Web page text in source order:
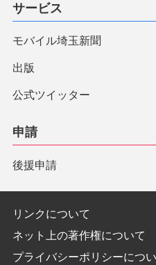
サービス
モバイル埼玉新聞
出版
公式ツイッター
申請
後援申請
リンクについて
ネット上の著作権について
プライバシーポリシーにつ